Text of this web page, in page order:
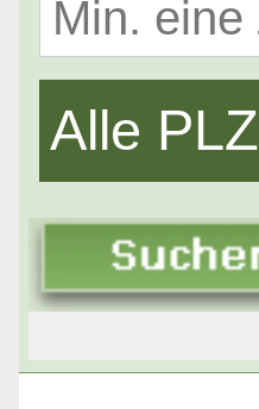
Alle PLZ